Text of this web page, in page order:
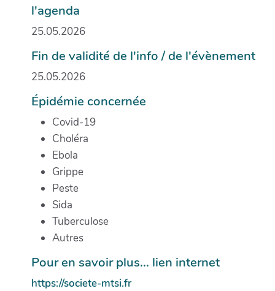
l'agenda
25.05.2026
Fin de validité de l'info / de l'évènement
25.05.2026
Épidémie concernée
Covid-19
Choléra
Ebola
Grippe
Peste
Sida
Tuberculose
Autres
Pour en savoir plus... lien internet
https://societe-mtsi.fr